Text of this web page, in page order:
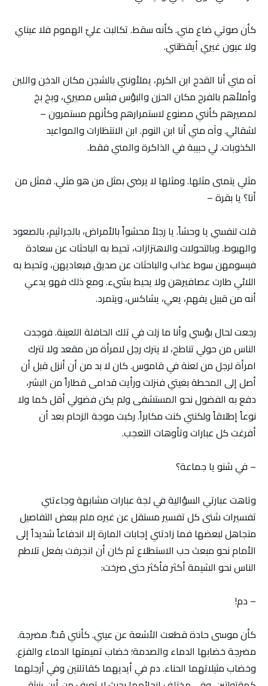
كأن صوتي ضاع مني. كأنه سقط. تكالبت عليّ الهموم فلا عيناي
ولا عيون غيري أيقظتني.
آه مني أنا القدح ابن الكرم، يملأونني بالشجن مكان الدخن واللبن
وأملأهم بالفرح مكان الحزن والبؤس فبئس مصيري، وبخ بخ
لمصيرهم كأنني مصنوع لاستمرارهم وكأنهم مستمرون –
لشقائي. وآه مني أنا ابن النوم. ابن الانتظارات والمواعيد
الكذوبات. لي حبيبة في الذاكرة والمني فقط.
مثلي يتمنى مثلها. ومثلها لا يرضي بمثل من هو مثلي. فمثل من
أنا؟ يا بقرة –
قلت لنفسي يا وحشاً. يا رجلاً محشواً بالأمراض، بالجراثيم، بالصعود
والهبوط. وبالتحولات والاهتزازات، تحيط به الباحثات عن سعادة
فيسومهن سوط عذاب والباحثات عن صديق فيعاديهن، وتحيط به
اللائي طارت عصافيرهن ولا يحيط بشيء. ومع ذلك فهو يدعي
أنه من قبيل يفهم، يعي، يشاكس، ويتمرد.
رجعت لحال بؤسي وأنا ما زلت في تلك الحافلة اللعينة. فوجدت
الناس من حولي تناطح، لا يترك رجل لامرأة من مقعد ولا تترك
امرأة لرجل من لعنة في قاموس. كان لا بد من أن أنزل قبل أن
أصل إلى المحطة بغيتي فنزلت ورأيت قدامى قطاراً من البشر،
دفع به الفضول نحو المستشفى ولم يكن فضولي أقل كما ولا
نوعاً إطلاقاً ولكنني كنت مكابراً. ركبت موجة الزحام بعد أن
أفرغت كل عبارات وتأوهات التعجب.
– في شنو يا جماعة؟
وتاهت عبارتي السؤالية في لجة عبارات مشابهة وجاءتني
تفسيرات شتى كل تفسير مستقل عن غيره ملم ببعض التفاصيل
متجاهل لبعضها فما زادتني إجابات المارة إلا اندفاعاً شديداً إلى
الأمام نحو مبعث حب الاستطلاع ثم كان أن انجرفت بفعل تلاطم
الناس نحو الشيمة أكثر فأكثر حتى صرخت:
– دم!
كأن موسى حادة قطعت الأشعة عن عيني. كأنني مُتُّ. مضرجة.
مضرجة خضابها الدماء والصدمة؛ خضاب تميمتها الدماء والفزع.
وخضاب مثيلاتهما الحناء. دم في أيديهما كقاتلتين وفي أرجلهما